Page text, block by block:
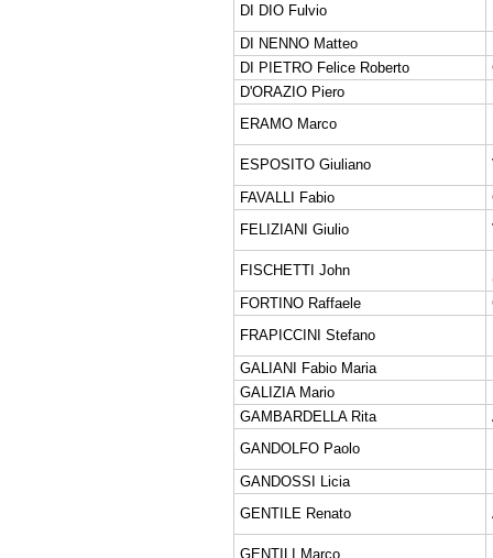
DI DIO Fulvio
DI NENNO Matteo
DI PIETRO Felice Roberto
D'ORAZIO Piero
ERAMO Marco
ESPOSITO Giuliano
FAVALLI Fabio
FELIZIANI Giulio
FISCHETTI John
FORTINO Raffaele
FRAPICCINI Stefano
GALIANI Fabio Maria
GALIZIA Mario
GAMBARDELLA Rita
GANDOLFO Paolo
GANDOSSI Licia
GENTILE Renato
GENTILI Marco